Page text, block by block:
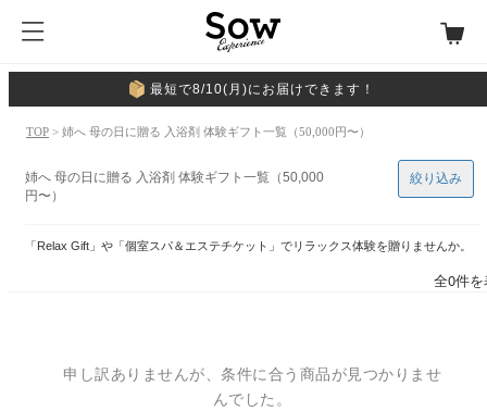
最短で8/10(月)にお届けできます！
TOP > 姉へ 母の日に贈る 入浴剤 体験ギフト一覧（50,000円〜）
姉へ 母の日に贈る 入浴剤 体験ギフト一覧（50,000
円〜）
「Relax Gift」や「個室スパ＆エステチケット」でリラックス体験を贈りませんか。
絞り込み
全0件
申し訳ありませんが、条件に合う商品が見つかりませ
んでした。